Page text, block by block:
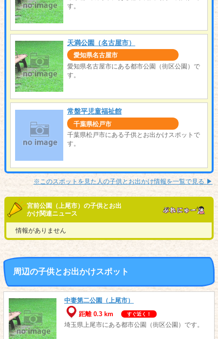
す。
天満公園（名古屋市）
愛知県名古屋市
愛知県名古屋市にある都市公園（街区公園）で
す。
常盤平児童福祉館
千葉県松戸市
千葉県松戸市にある子供とお出かけスポットで
す。
※このスポットを見た人の子供とお出かけ情報を一覧で見る ▶︎
宮前公園（上尾市）の子供とお出
かけ関連ニュース
情報がありません
周辺の子供とお出かけスポット
中妻第二公園（上尾市）
距離 0.3 km
すぐ近く！
埼玉県上尾市にある都市公園（街区公園）です。